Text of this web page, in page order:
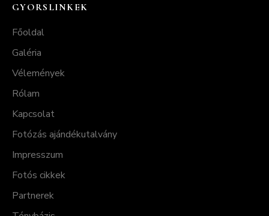
GYORSLINKEK
Főoldal
Galéria
Vélemények
Rólam
Kapcsolat
Fotózás ajándékutalvány
Impresszum
Fotós cikkek
Partnerek